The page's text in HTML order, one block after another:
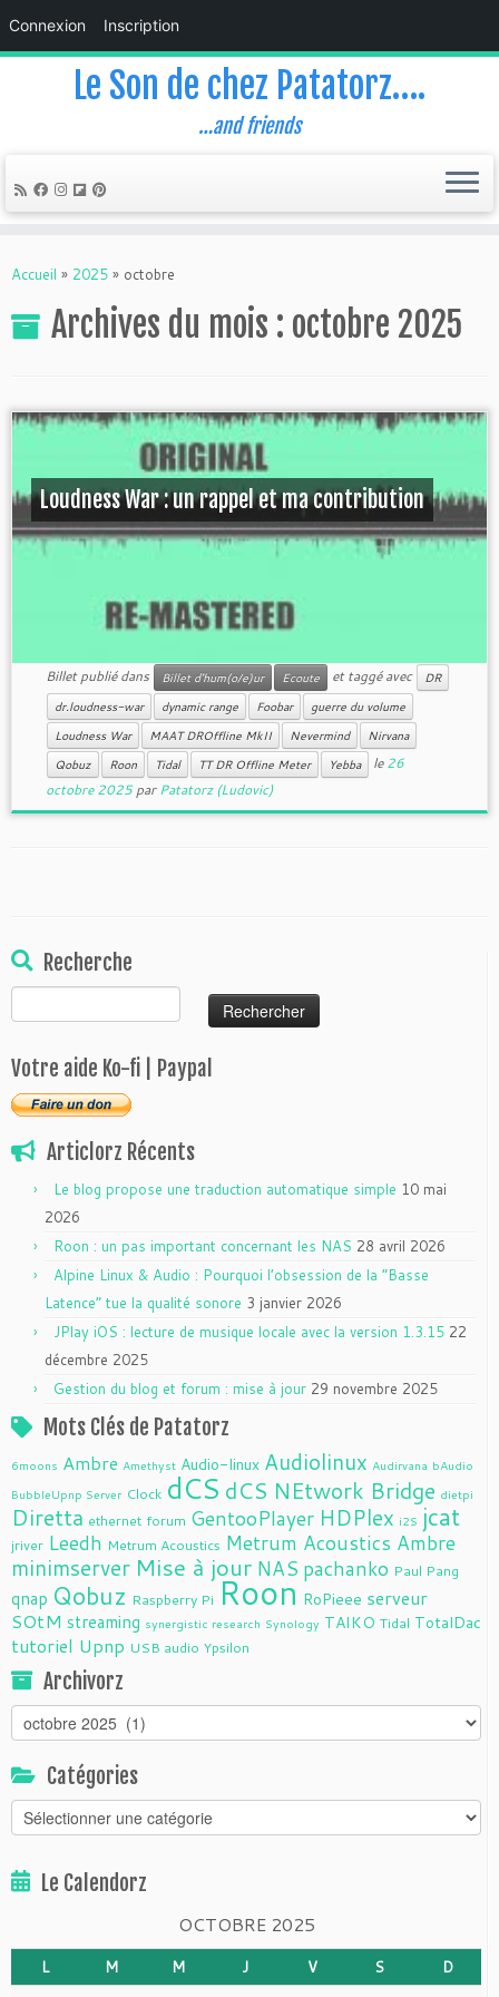
Connexion Inscription
Le Son de chez Patatorz….
…and friends
Accueil » 2025 » octobre
Archives du mois : octobre 2025
Loudness War : un rappel et ma contribution
Billet publié dans Billet d'hum(o/e)ur Ecoute et taggé avec
DR
dr.loudness-war
dynamic range Foobar
guerre du volume
Loudness War
MAAT DROffline MkII Nevermind
Nirvana
Qobuz
Roon Tidal TT DR Offline Meter Yebba le26
octobre 2025 parPatatorz (Ludovic)
Recherche
Votre aide Ko-fi | Paypal
Articlorz Récents
Le blog propose une traduction automatique simple 10 mai
2026
Roon : un pas important concernant les NAS 28 avril 2026
Alpine Linux & Audio : Pourquoi l’obsession de la “Basse
Latence” tue la qualité sonore 3 janvier 2026
JPlay iOS : lecture de musique locale avec la version 1.3.15 22
décembre 2025
Gestion du blog et forum : mise à jour 29 novembre 2025
Mots Clés de Patatorz
6moons Ambre Amethyst Audio-linux Audiolinux Audirvana bAudio
BubbleUpnp Server Clock dCS dCS NEtwork Bridge dietpi
Diretta ethernet forum GentooPlayer HDPlex i2S jcat
jriver Leedh Metrum Acoustics Metrum Acoustics Ambre
minimserver Mise à jour NAS pachanko Paul Pang
qnap Qobuz Raspberry Pi Roon RoPieee serveur
SOtM streaming synergistic research Synology TAIKO Tidal TotalDac
tutoriel Upnp USB audio Ypsilon
Archivorz
Archivorz
Catégories
Catégories
Le Calendorz
OCTOBRE 2025
L M M J V S
D